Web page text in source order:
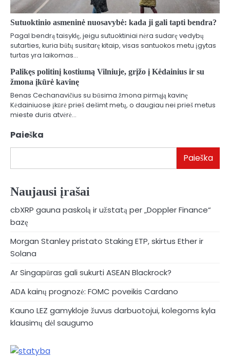
Sutuoktinio asmeninė nuosavybė: kada ji gali tapti bendra?
Pagal bendrą taisyklę, jeigu sutuoktiniai nėra sudarę vedybų
sutarties, kuria būtų susitarę kitaip, visas santuokos metu įgytas
turtas yra laikomas…
Palikęs politinį kostiumą Vilniuje, grįžo į Kėdainius ir su
žmona įkūrė kavinę
Benas Cechanavičius su būsima žmona pirmąją kavinę
Kėdainiuose įkūrė prieš dešimt metų, o daugiau nei prieš metus
mieste duris atvėrė…
Paieška
Paieška
Naujausi įrašai
cbXRP gauna paskolą ir užstatą per „Doppler Finance“
bazę
Morgan Stanley pristato Staking ETP, skirtus Ether ir
Solana
Ar Singapūras gali sukurti ASEAN Blackrock?
ADA kainų prognozė: FOMC poveikis Cardano
Kauno LEZ gamykloje žuvus darbuotojui, kolegoms kyla
klausimų dėl saugumo